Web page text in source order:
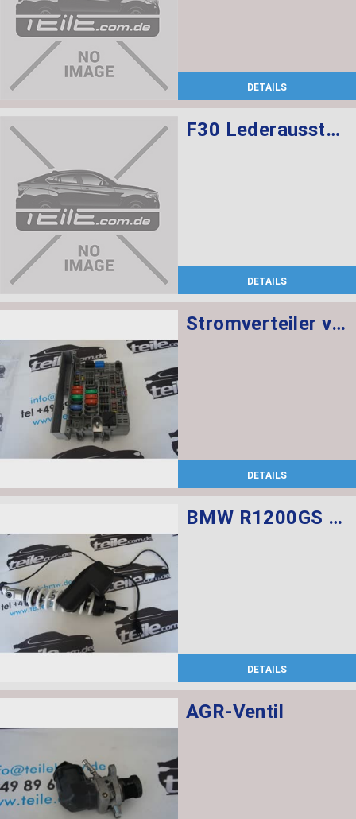
DETAILS
F30 Lederausstattung, Sportsitze, elekt. verstellbar mit memory, Sitzheizung vorne
DETAILS
Stromverteiler vorne
DETAILS
BMW R1200GS Federbein vorn ESA
DETAILS
AGR-Ventil